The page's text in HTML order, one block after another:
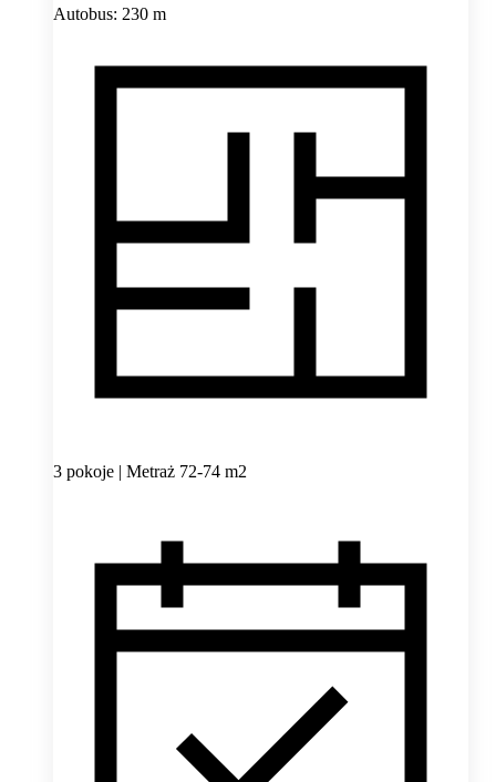
Autobus: 230 m
3 pokoje | Metraż 72-74 m2